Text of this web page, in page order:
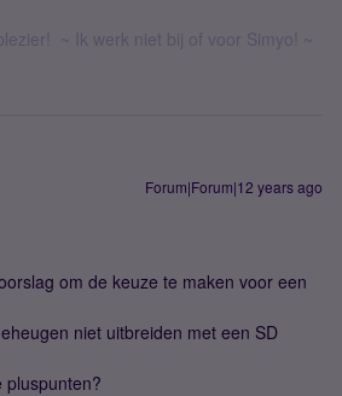
~ Ik werk niet bij of voor Simyo! ~
Forum|Forum|12 years ago
om de keuze te maken voor een
niet uitbreiden met een SD
pluspunten?